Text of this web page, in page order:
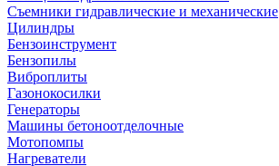
Съемники гидравлические и механические
Цилиндры
Бензоинструмент
Бензопилы
Виброплиты
Газонокосилки
Генераторы
Машины бетоноотделочные
Мотопомпы
Нагреватели